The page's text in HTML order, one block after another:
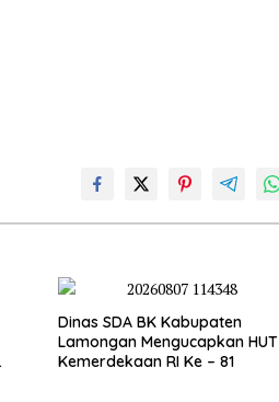
Dinas SDA BK Kabupaten
Lamongan Mengucapkan HUT
Kemerdekaan RI Ke – 81